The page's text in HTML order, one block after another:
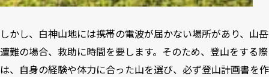
しかし、白神山地には携帯の電波が届かない場所があり、山岳
遭難の場合、救助に時間を要します。そのため、登山をする際
は、自身の経験や体力に合った山を選び、必ず登山計画書を作